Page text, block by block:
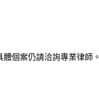
個案仍請洽詢專業律師。